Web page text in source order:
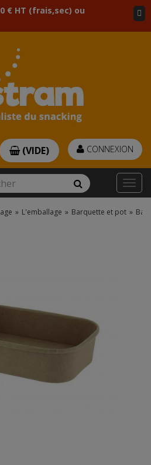
€ HT (frais,sec) ou
Rechercher
CONNEXION
(VIDE)
» L'emballage » Barquette et pot »